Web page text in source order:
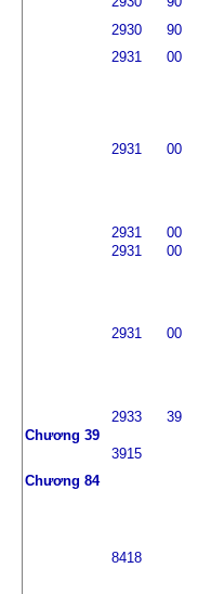
2930
90
2931
00
2931 00
2931
00
2931
00
2931 00
2933
39
Chương 39
3915
Chương 84
8418